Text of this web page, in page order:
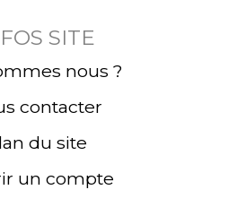
SITE
nous ?
contacter
du site
un compte